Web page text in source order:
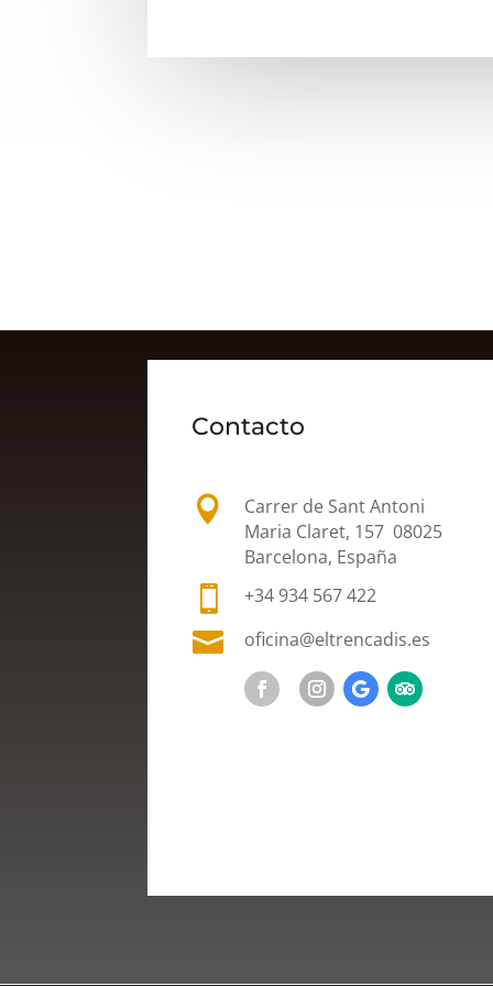
Contacto

Carrer de Sant Antoni
Maria Claret, 157 08025
Barcelona, España
 +34 934 567 422
 oficina@eltrencadis.es